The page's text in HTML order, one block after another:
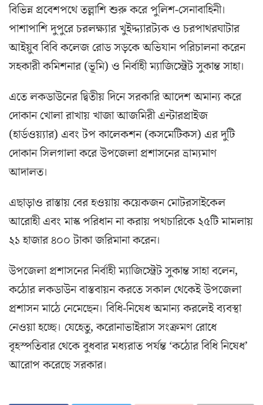
বিভিন্ন প্রবেশপথে তল্লাশি শুরু করে পুলিশ-সেনাবাহিনী।
পাশাপাশি দুপুরে চরলক্ষ্যার খুইদ্দ্যারট্যক ও চরপাথরঘাটার
আইয়ুব বিবি কলেজ রোড সড়কে অভিযান পরিচালনা করেন
সহকারী কমিশনার (ভূমি) ও নির্বাহী ম্যাজিস্ট্রেট সুকান্ত সাহা।
এতে লকডাউনের দ্বিতীয় দিনে সরকারি আদেশ অমান্য করে
দোকান খোলা রাখায় খাজা আজমিরী এন্টারপ্রাইজ
(হার্ডওয়্যার) এবং টপ কালেকশন (কসমেটিকস) এর দুটি
দোকান সিলগালা করে উপজেলা প্রশাসনের ভ্রাম্যমাণ
আদালত।
এছাড়াও রাস্তায় বের হওয়ায় কয়েকজন মোটরসাইকেল
আরোহী এবং মাস্ক পরিধান না করায় পথচারিকে ২৫টি মামলায়
২১ হাজার ৪০০ টাকা জরিমানা করেন।
উপজেলা প্রশাসনের নির্বাহী ম্যাজিস্ট্রেট সুকান্ত সাহা বলেন,
কঠোর লকডাউন বাস্তবায়ন করতে সকাল থেকেই উপজেলা
প্রশাসন মাঠে নেমেছেন। বিধি-নিষেধ অমান্য করলেই ব্যবস্থা
নেওয়া হচ্ছে। যেহেতু, করোনাভাইরাস সংক্রমণ রোধে
বৃহস্পতিবার থেকে বুধবার মধ্যরাত পর্যন্ত ‘কঠোর বিধি নিষেধ’
আরোপ করেছে সরকার।